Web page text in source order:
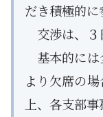
だき積極的に
交渉は、３
基本的には
より欠席の
上、各支部